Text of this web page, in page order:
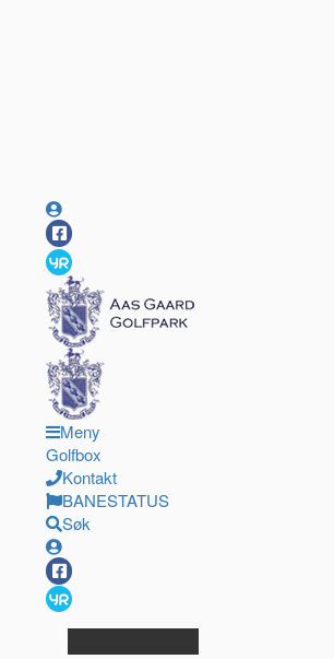
Meny
Golfbox
Kontakt
BANESTATUS
Søk